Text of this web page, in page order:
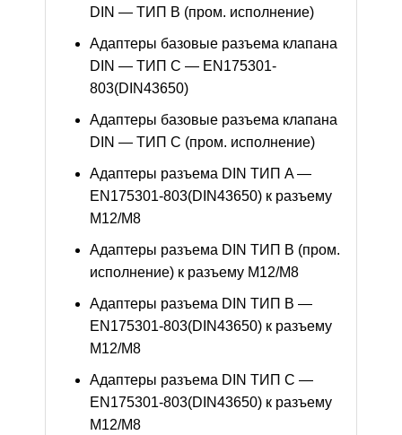
DIN — ТИП B (пром. исполнение)
Адаптеры базовые разъема клапана
DIN — ТИП C — EN175301-
803(DIN43650)
Адаптеры базовые разъема клапана
DIN — ТИП C (пром. исполнение)
Адаптеры разъема DIN ТИП A —
EN175301-803(DIN43650) к разъему
M12/M8
Адаптеры разъема DIN ТИП B (пром.
исполнение) к разъему M12/M8
Адаптеры разъема DIN ТИП B —
EN175301-803(DIN43650) к разъему
M12/M8
Адаптеры разъема DIN ТИП C —
EN175301-803(DIN43650) к разъему
M12/M8